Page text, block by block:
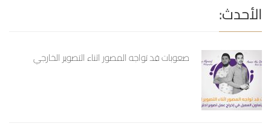
الأحدث:
صعوبات قد تواجه المصور اثناء التصوير الخارجي